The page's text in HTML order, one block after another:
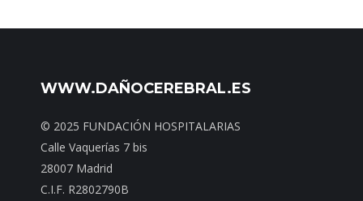
WWW.DAÑOCEREBRAL.ES
© 2025 FUNDACIÓN HOSPITALARIAS
Calle Vaquerías 7 bis
28007 Madrid
C.I.F. R2802790B